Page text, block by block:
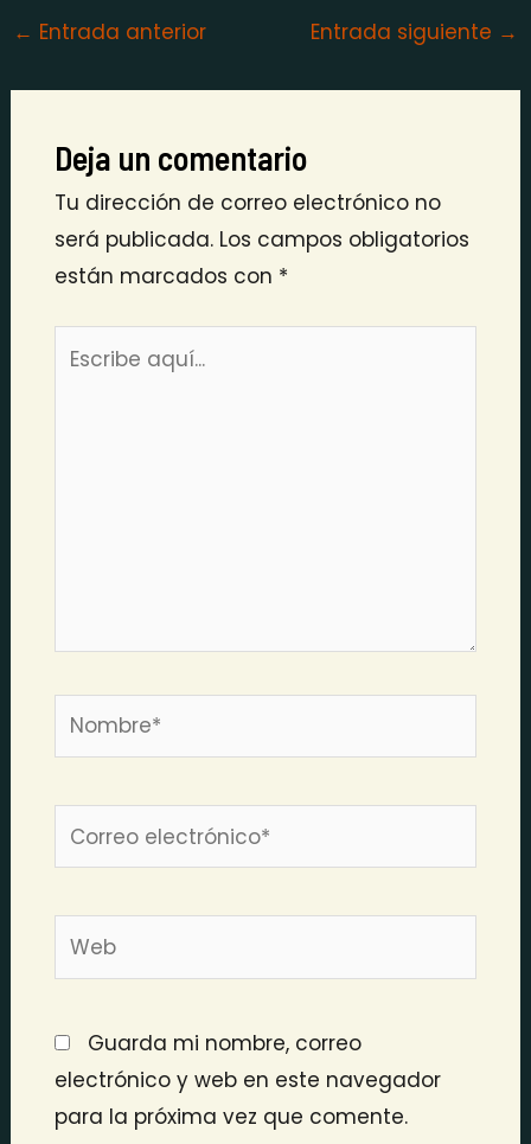
← Entrada anterior Entrada siguiente →
Deja un comentario
Tu dirección de correo electrónico no
será publicada. Los campos obligatorios
están marcados con *
Nombre*
Correo
Web
Guarda mi nombre, correo
electrónico y web en este navegador
para la próxima vez que comente.